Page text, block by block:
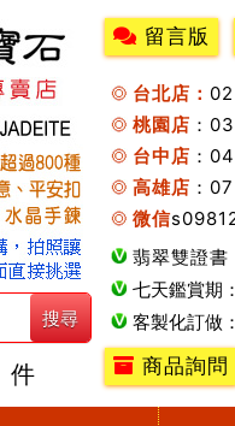
件
留言版
台北店：
桃園店 ：
台中店 ：
高雄店 ：
微信
翡翠雙證書
七天鑑賞期
客製化訂做
商品詢問